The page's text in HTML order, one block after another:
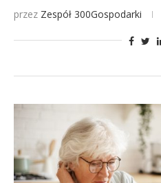
przez Zespół 300Gospodarki